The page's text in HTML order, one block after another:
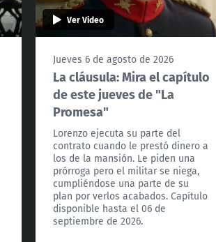
Ver Video
Jueves 6 de agosto de 2026
La cláusula: Mira el capítulo
de este jueves de "La
Promesa"
Lorenzo ejecuta su parte del
contrato cuando le prestó dinero a
los de la mansión. Le piden una
prórroga pero el militar se niega,
cumpliéndose una parte de su
plan por verlos acabados. Capítulo
disponible hasta el 06 de
septiembre de 2026.